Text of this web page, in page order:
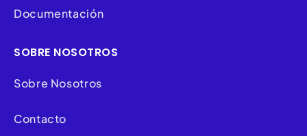
Documentación
SOBRE NOSOTROS
Sobre Nosotros
Contacto